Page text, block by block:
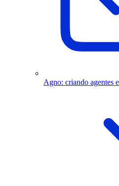
Agno: criando agentes